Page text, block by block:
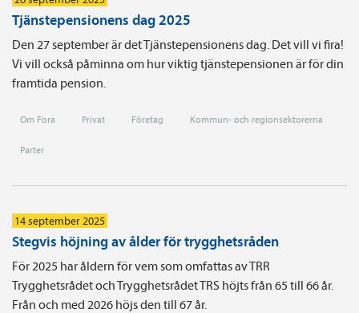
Tjänstepensionens dag 2025
Den 27 september är det Tjänstepensionens dag. Det vill vi fira!
Vi vill också påminna om hur viktig tjänstepensionen är för din
framtida pension.
Om Fora Privat Företag Kommun- och regionsektorerna
Parter
14 september 2025
Stegvis höjning av ålder för trygghetsråden
För 2025 har åldern för vem som omfattas av TRR
Trygghetsrådet och Trygghetsrådet TRS höjts från 65 till 66 år.
Från och med 2026 höjs den till 67 år.